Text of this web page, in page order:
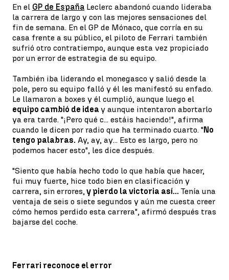
En el GP de España Leclerc abandonó cuando lideraba
la carrera de largo y con las mejores sensaciones del
fin de semana. En el GP de Mónaco, que corría en su
casa frente a su público, el piloto de Ferrari también
sufrió otro contratiempo, aunque esta vez propiciado
por un error de estrategia de su equipo.
También iba liderando el monegasco y salió desde la
pole, pero su equipo falló y él les manifestó su enfado.
Le llamaron a boxes y él cumplió, aunque luego el
equipo cambió de idea y aunque intentaron abortarlo
ya era tarde. "¡Pero qué c... estáis haciendo!", afirma
cuando le dicen por radio que ha terminado cuarto. "No
tengo palabras. Ay, ay, ay... Esto es largo, pero no
podemos hacer esto", les dice después.
"Siento que había hecho todo lo que había que hacer,
fui muy fuerte, hice todo bien en clasificación y
carrera, sin errores, y pierdo la victoria así... Tenía una
ventaja de seis o siete segundos y aún me cuesta creer
cómo hemos perdido esta carrera", afirmó después tras
bajarse del coche.
Ferrari reconoce el error